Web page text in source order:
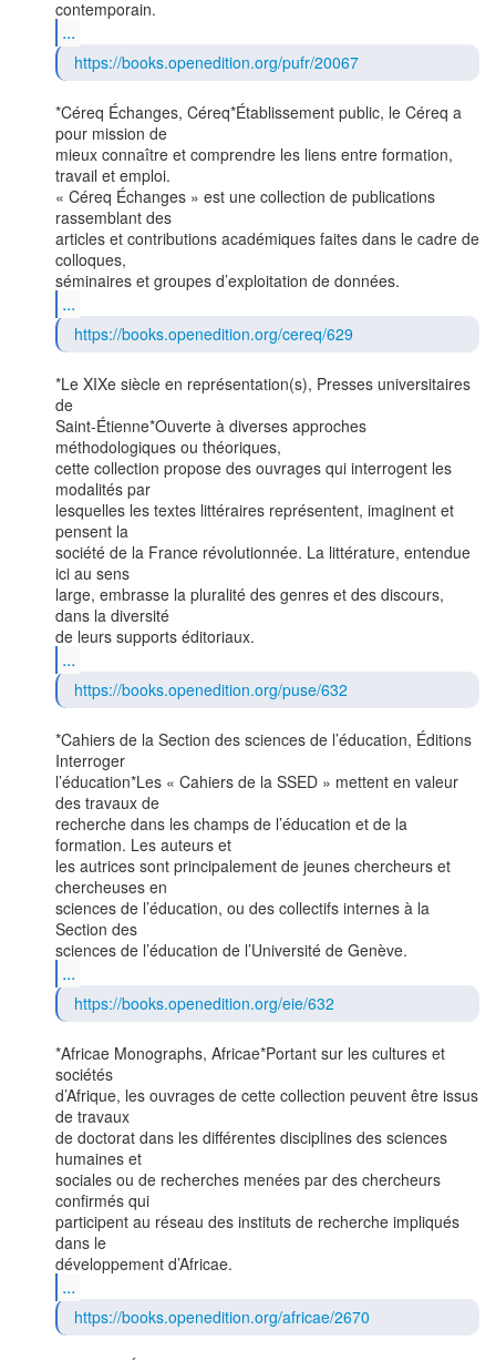
...
https://books.openedition.org/pufr/20067
*Céreq Échanges, Céreq*Établissement public, le Céreq a
pour mission de
mieux connaître et comprendre les liens entre formation,
travail et emploi.
« Céreq Échanges » est une collection de publications
rassemblant des
articles et contributions académiques faites dans le cadre de
colloques,
...
https://books.openedition.org/cereq/629
*Le XIXe siècle en représentation(s), Presses universitaires
de
Saint-Étienne*Ouverte à diverses approches
méthodologiques ou théoriques,
cette collection propose des ouvrages qui interrogent les
modalités par
lesquelles les textes littéraires représentent, imaginent et
pensent la
société de la France révolutionnée. La littérature, entendue
ici au sens
large, embrasse la pluralité des genres et des discours,
dans la diversité
...
https://books.openedition.org/puse/632
*Cahiers de la Section des sciences de l’éducation, Éditions
Interroger
l’éducation*Les « Cahiers de la SSED » mettent en valeur
des travaux de
recherche dans les champs de l’éducation et de la
formation. Les auteurs et
les autrices sont principalement de jeunes chercheurs et
chercheuses en
sciences de l’éducation, ou des collectifs internes à la
Section des
...
https://books.openedition.org/eie/632
*Africae Monographs, Africae*Portant sur les cultures et
sociétés
d’Afrique, les ouvrages de cette collection peuvent être issus
de travaux
de doctorat dans les différentes disciplines des sciences
humaines et
sociales ou de recherches menées par des chercheurs
confirmés qui
participent au réseau des instituts de recherche impliqués
dans le
...
https://books.openedition.org/africae/2670